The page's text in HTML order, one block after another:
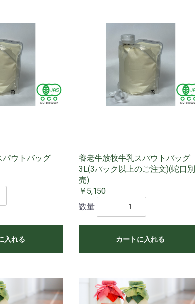
パウトバッグ
入れる
養老牛放牧牛乳スパウトバッグ
3L(3パック以上のご注文)(蛇口別
売)
￥5,150
数量
カートに入れる